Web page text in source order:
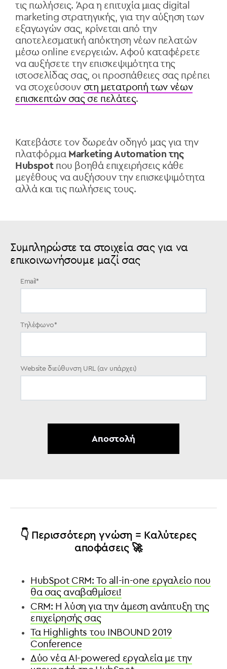
τις πωλήσεις. Άρα η επιτυχία μιας digital
marketing στρατηγικής, για την αύξηση των
εξαγωγών σας, κρίνεται από την
αποτελεσματική απόκτηση νέων πελατών
μέσω online ενεργειών. Αφού καταφέρετε
να αυξήσετε την επισκεψιμότητα της
ιστοσελίδας σας, οι προσπάθειες σας πρέπει
να στοχεύσουν στη μετατροπή των νέων
επισκεπτών σας σε πελάτες.
Κατεβάστε τον δωρεάν οδηγό μας για την
πλατφόρμα Marketing Automation της
Hubspotπου βοηθά επιχειρήσεις κάθε
μεγέθους να αυξήσουν την επισκεψιμότητα
αλλά και τις πωλήσεις τους.
Συμπληρώστε τα στοιχεία σας για να
επικοινωνήσουμε μαζί σας
Email *
Τηλέφωνο*
Website διεύθυνση URL (αν υπάρχει)
👇 Περισσότερη γνώση = Καλύτερες
αποφάσεις 🚀
HubSpot CRM: Το all-in-one εργαλείο που
θα σας αναβαθμίσει!
CRM: Η λύση για την άμεση ανάπτυξη της
επιχείρησής σας
Τα Highlights του INBOUND 2019
Conference
Δύο νέα AI-powered εργαλεία με την